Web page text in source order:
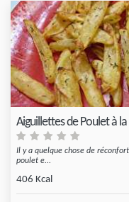
Aiguillettes de Poulet à
Il y a quelque chose de
poulet e...
406 Kcal